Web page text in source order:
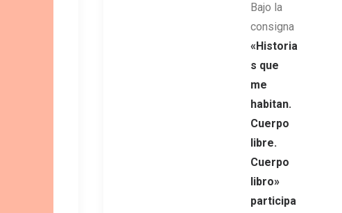
Bajo la
consigna
«Historia
s que
me
habitan.
Cuerpo
libre.
Cuerpo
libro»
participa